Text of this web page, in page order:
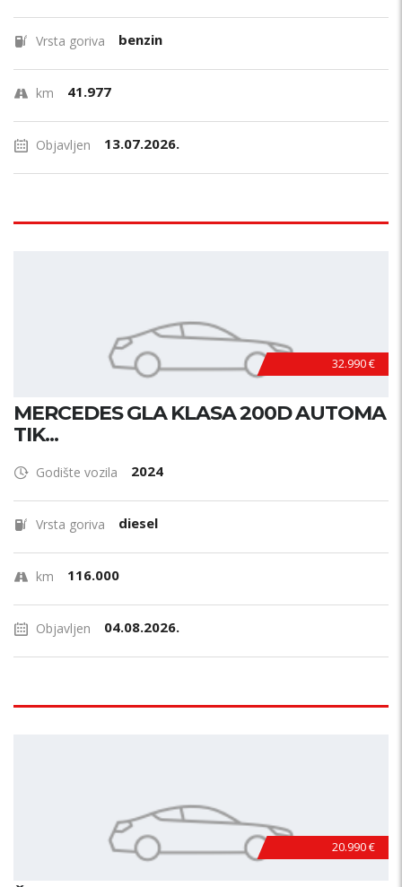
Vrsta goriva benzin
km 41.977
Objavljen 13.07.2026.
32.990 €
MERCEDES GLA KLASA 200D AUTOMA
TIK...
Godište vozila 2024
Vrsta goriva diesel
km 116.000
Objavljen 04.08.2026.
20.990 €